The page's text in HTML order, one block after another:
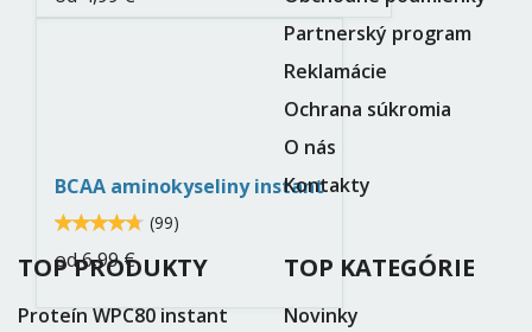
BCAA aminokyseliny instant
4.717174.7
(99)
od6,99 €
Partnerský program
Reklamácie
Ochrana súkromia
O nás
Kontakty
TOP PRODUKTY
Proteín WPC80 instant
TOP KATEGÓRIE
Novinky